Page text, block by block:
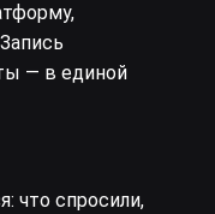
— в единой
что спросили,